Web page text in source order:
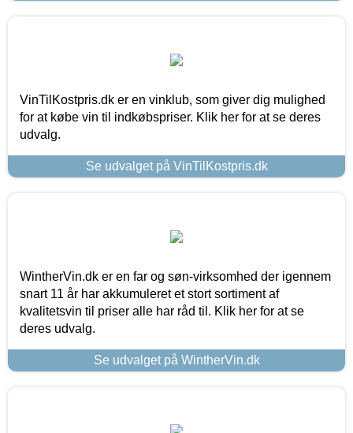
VinTilKostpris.dk er en vinklub, som giver dig mulighed
for at købe vin til indkøbspriser. Klik her for at se deres
udvalg.
Se udvalget på VinTilKostpris.dk
WintherVin.dk er en far og søn-virksomhed der igennem
snart 11 år har akkumuleret et stort sortiment af
kvalitetsvin til priser alle har råd til. Klik her for at se
deres udvalg.
Se udvalget på WintherVin.dk